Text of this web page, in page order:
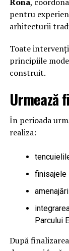
pentru
arhitecturii
Toate
principiile
construit.
Urmează
În perioada
realiza:
finisajele
Parcului
După